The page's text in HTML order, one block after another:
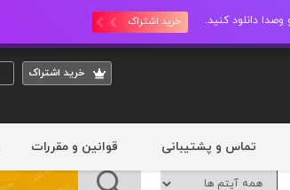
خرید اشتراک
خريد اشتراک
تماس و پشتیبانی قوانین و مقررات